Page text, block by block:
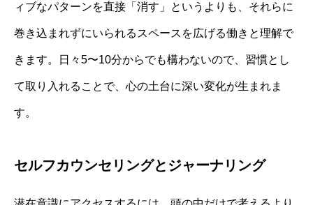
ィブなパターンを直接「消す」というよりも、それらに
巻き込まれずにいられるスペースを広げる働きと理解で
きます。日々5〜10分からでも構わないので、習慣とし
て取り入れることで、心の土台に深い変化が生まれま
す。
セルフカウンセリングとジャーナリング